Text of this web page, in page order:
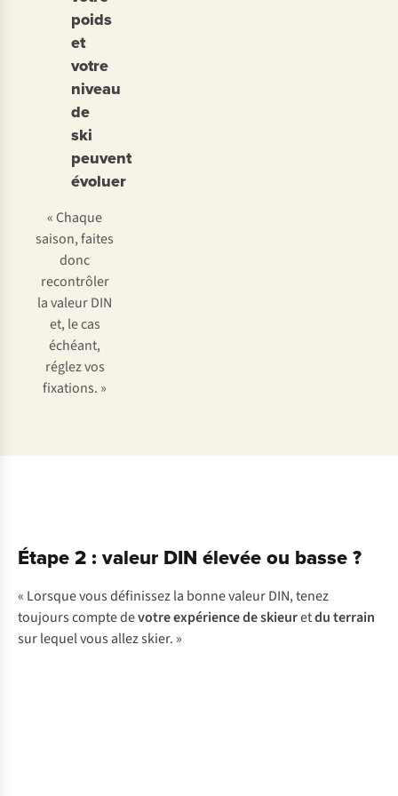
poids
et
votre
niveau
de
ski
peuvent
évoluer
« Chaque
saison, faites
donc
recontrôler
la valeur DIN
et, le cas
échéant,
réglez vos
fixations. »
Étape 2 : valeur DIN élevée ou basse ?
« Lorsque vous définissez la bonne valeur DIN, tenez
toujours compte devotre expérience de skieuretdu terrain
sur lequel vous allez skier. »